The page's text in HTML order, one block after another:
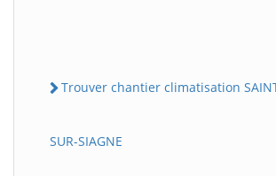
Trouver chantier climatisation
SUR-SIAGNE